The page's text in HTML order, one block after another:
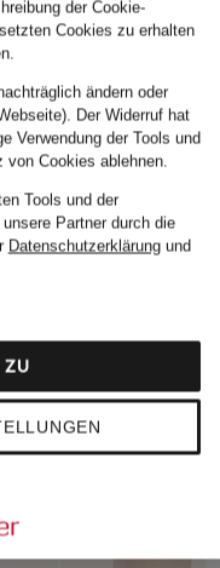
der Cookie-
Cookies zu erhalten
ändern oder
Der Widerruf hat
Verwendung der Tools und
Cookies ablehnen.
Tools und der
Partner durch die
Datenschutzerklärungund
ZU